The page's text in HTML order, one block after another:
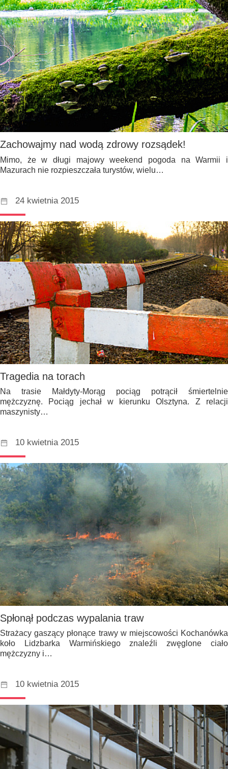
Zachowajmy nad wodą zdrowy rozsądek!
Mimo, że w długi majowy weekend pogoda na Warmii i
Mazurach nie rozpieszczała turystów, wielu…
24 kwietnia 2015
Tragedia na torach
Na trasie Małdyty-Morąg pociąg potrącił śmiertelnie
mężczyznę. Pociąg jechał w kierunku Olsztyna. Z relacji
maszynisty…
10 kwietnia 2015
Spłonął podczas wypalania traw
Strażacy gaszący płonące trawy w miejscowości Kochanówka
koło Lidzbarka Warmińskiego znaleźli zwęglone ciało
mężczyzny i…
10 kwietnia 2015